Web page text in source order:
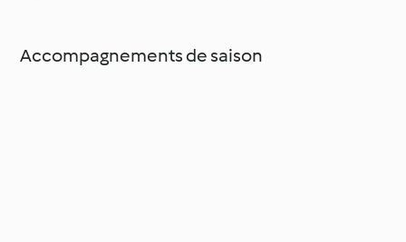
Accompagnements de saison